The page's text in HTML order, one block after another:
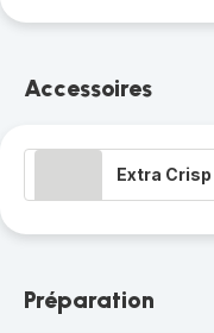
Accessoires
Extra Crisp
Préparation